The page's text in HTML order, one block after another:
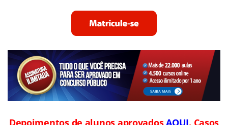
Depoimentos de alunos aprovadosAQUI. Casos